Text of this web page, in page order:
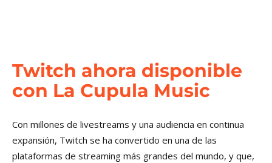
Twitch ahora disponible
con La Cupula Music
Con millones de livestreams y una audiencia en continua
expansión, Twitch se ha convertido en una de las
plataformas de streaming más grandes del mundo, y que,